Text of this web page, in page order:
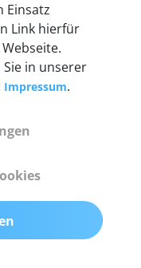
&
Einsatz
Link hierfür
in unserer
Impressum.